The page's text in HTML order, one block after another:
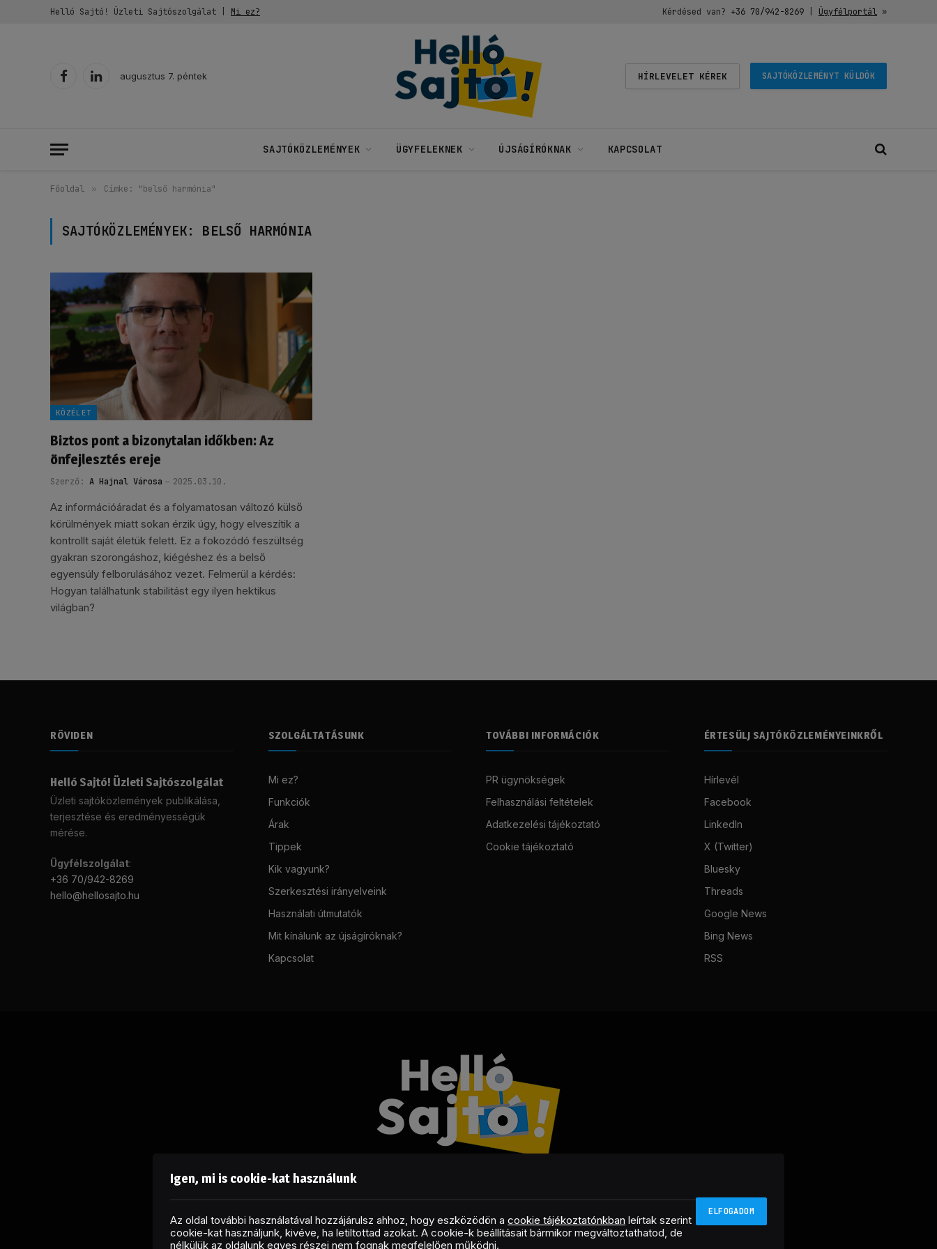
Helló Sajtó! Üzleti Sajtószolgálat | Mi ez? Kérdésed van? +36 70/942-8269| Ügyfélportál»
FacebookLinkedIn
augusztus 7. péntek HÍRLEVELET KÉREK SAJTÓKÖZLEMÉNYT KÜLDÖK
SAJTÓKÖZLEMÉNYEK ÜGYFELEKNEK ÚJSÁGÍRÓKNAK KAPCSOLAT
Főoldal » Címke: "belső harmónia"
SAJTÓKÖZLEMÉNYEK: BELSŐ HARMÓNIA
KÖZÉLET
Biztos pont a bizonytalan időkben: Az
önfejlesztés ereje
Szerző: A Hajnal Városa 2025.03.10.
Az információáradat és a folyamatosan változó külső
körülmények miatt sokan érzik úgy, hogy elveszítik a
kontrollt saját életük felett. Ez a fokozódó feszültség
gyakran szorongáshoz, kiégéshez és a belső
egyensúly felborulásához vezet. Felmerül a kérdés:
Hogyan találhatunk stabilitást egy ilyen hektikus
világban?
RÖVIDEN
Helló Sajtó! Üzleti Sajtószolgálat
Üzleti sajtóközlemények publikálása,
terjesztése és eredményességük
mérése.
Ügyfélszolgálat:
+36 70/942-8269
hello@hellosajto.hu
SZOLGÁLTATÁSUNK
Mi ez?
Funkciók
Árak
Tippek
Kik vagyunk?
Szerkesztési irányelveink
Használati útmutatók
Mit kínálunk az újságíróknak?
Kapcsolat
TOVÁBBI INFORMÁCIÓK
PR ügynökségek
Felhasználási feltételek
Adatkezelési tájékoztató
Cookie tájékoztató
ÉRTESÜLJ SAJTÓKÖZLEMÉNYEINKRŐL
Hírlevél
Facebook
LinkedIn
X (Twitter)
Bluesky
Threads
Google News
Bing News
RSS
FacebookLinkedInX
RSS
Copyright © 2026 Helló Sajtó! Üzleti Sajtószolgálat
Igen, mi is cookie-kat használunk
Az oldal további használatával hozzájárulsz ahhoz, hogy eszközödön acookie tájékoztatónkban leírtak szerint
cookie-kat használjunk, kivéve, ha letiltottad azokat. A cookie-k beállításait bármikor megváltoztathatod, de
nélkülük az oldalunk egyes részei nem fognak megfelelően működni.
ELFOGADOM